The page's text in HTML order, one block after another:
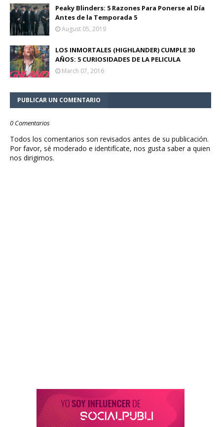
Peaky Blinders: 5 Razones Para Ponerse al Día
Antes de la Temporada 5
August 05, 2019
LOS INMORTALES (HIGHLANDER) CUMPLE 30
AÑOS: 5 CURIOSIDADES DE LA PELICULA
March 07, 2016
PUBLICAR UN COMENTARIO
0 Comentarios
Todos los comentarios son revisados antes de su publicación.
Por favor, sé moderado e identifícate, nos gusta saber a quien
nos dirigimos.